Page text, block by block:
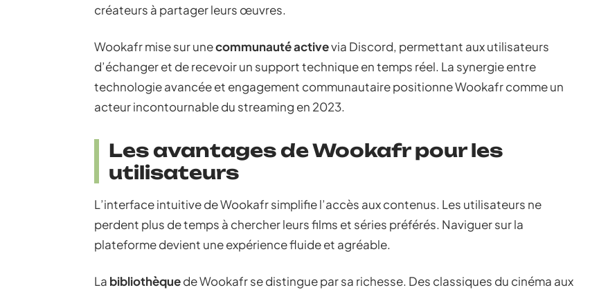
créateurs à partager leurs œuvres.
Wookafr mise sur unecommunauté activevia Discord, permettant aux utilisateurs
d’échanger et de recevoir un support technique en temps réel. La synergie entre
technologie avancée et engagement communautaire positionne Wookafr comme un
acteur incontournable du streaming en 2023.
Les avantages de Wookafr pour les
utilisateurs
L’interface intuitive de Wookafr simplifie l’accès aux contenus. Les utilisateurs ne
perdent plus de temps à chercher leurs films et séries préférés. Naviguer sur la
plateforme devient une expérience fluide et agréable.
La bibliothèquede Wookafr se distingue par sa richesse. Des classiques du cinéma aux